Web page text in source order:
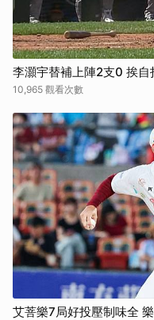
李灝宇替補上陣2支0 挨
10,965 觀看次數
艾菩樂7局好投壓制味全